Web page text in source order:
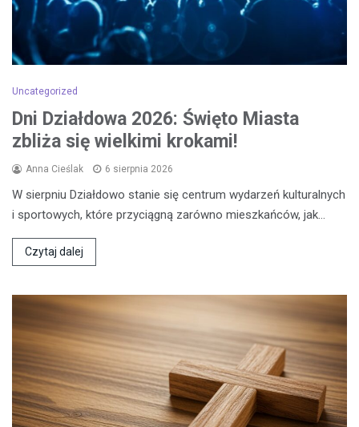
Uncategorized
Dni Działdowa 2026: Święto Miasta
zbliża się wielkimi krokami!
Anna Cieślak 6 sierpnia 2026
W sierpniu Działdowo stanie się centrum wydarzeń kulturalnych
i sportowych, które przyciągną zarówno mieszkańców, jak…
Czytaj dalej